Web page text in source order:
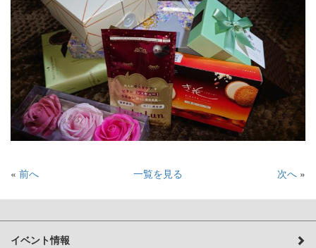
« 前へ 一覧を見る 次へ »
イベント情報